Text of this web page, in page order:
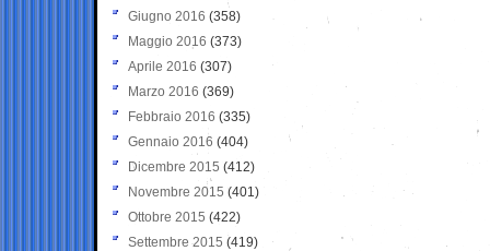
Giugno 2016 (358)
Maggio 2016 (373)
Aprile 2016 (307)
Marzo 2016 (369)
Febbraio 2016 (335)
Gennaio 2016 (404)
Dicembre 2015 (412)
Novembre 2015 (401)
Ottobre 2015 (422)
Settembre 2015 (419)